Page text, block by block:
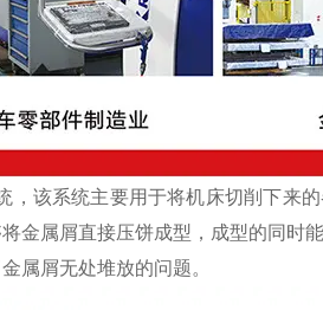
该系统主要用于将机床切削下来
金属屑直接压饼成型，成型的同时
属屑无处堆放的问题。